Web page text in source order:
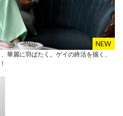
華麗に羽ばたく。ゲイの終活を描く、